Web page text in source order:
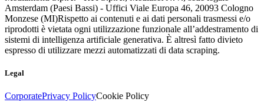
Amsterdam (Paesi Bassi) - Uffici Viale Europa 46, 20093 Cologno
Monzese (MI)Rispetto ai contenuti e ai dati personali trasmessi e/o
riprodotti è vietata ogni utilizzazione funzionale all’addestramento di
sistemi di intelligenza artificiale generativa. È altresì fatto divieto
espresso di utilizzare mezzi automatizzati di data scraping.
Legal
CorporatePrivacy PolicyCookie Policy